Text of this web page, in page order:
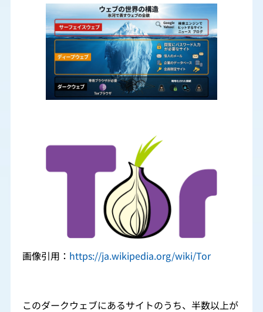
画像引用：https://ja.wikipedia.org/wiki/Tor
このダークウェブにあるサイトのうち、半数以上が